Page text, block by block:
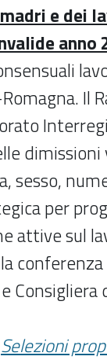
e dei
anno
Il
sesso,
per
attive sul
Selezioni